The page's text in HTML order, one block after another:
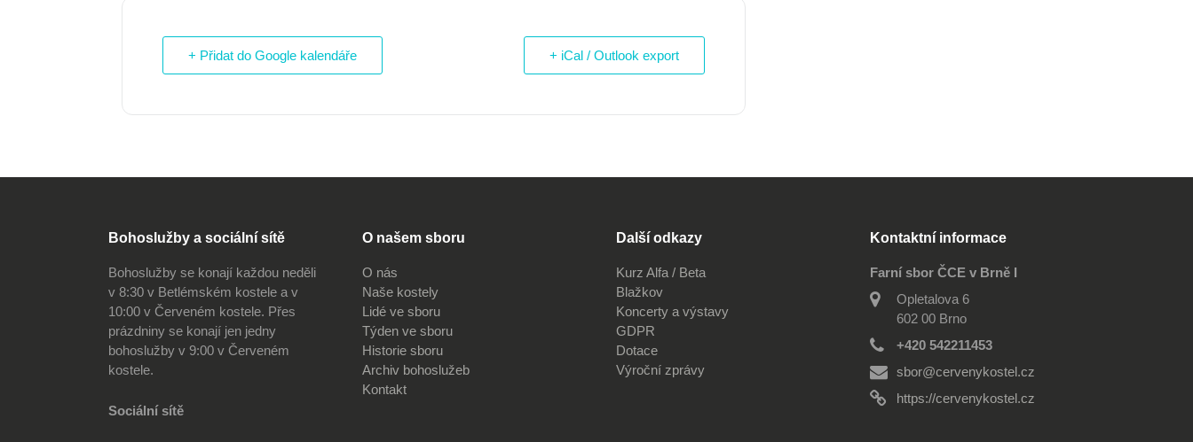
+ Přidat do Google kalendáře + iCal / Outlook export
Bohoslužby a sociální sítě
Bohoslužby se konají každou neděli
v 8:30 v Betlémském kostele a v
10:00 v Červeném kostele. Přes
prázdniny se konají jen jedny
bohoslužby v 9:00 v Červeném
kostele.
Sociální sítě
O našem sboru
O nás
Naše kostely
Lidé ve sboru
Týden ve sboru
Historie sboru
Archiv bohoslužeb
Kontakt
Další odkazy
Kurz Alfa / Beta
Blažkov
Koncerty a výstavy
GDPR
Dotace
Výroční zprávy
Kontaktní informace
Farní sbor ČCE v Brně I
Opletalova 6
602 00 Brno
+420 542211453
sbor@cervenykostel.cz
https://cervenykostel.cz